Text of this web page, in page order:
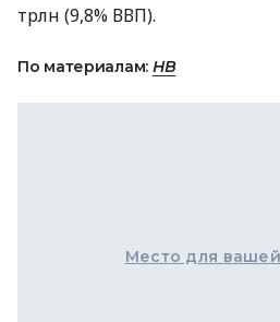
трлн (9,8% ВВП).
По материалам: НВ
Место для